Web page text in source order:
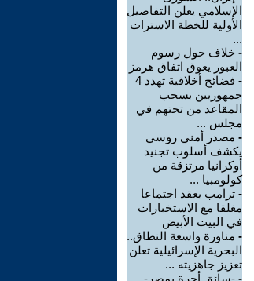
الإسلامي يعلن التفاصيل
الأولية للخطة الاسترات
...
- خلاف حول رسوم
العبور يعوق اتفاق هرمز
-
فضائح أخلاقية تهدد 4
جمهوريين بسحب
المقاعد من تحتهم في
مجلس ...
- مصدر أمني روسي
يكشف أسلوب تجنيد
أوكرانيا مرتزقة من
كولومبيا ...
- ترامب يعقد اجتماعا
مغلقا مع الاستخبارات
في البيت الأبيض
- مناورة واسعة النطاق..
البحرية الإسرائيلية تعلن
تعزيز جاهزيته ...
- -سائق أجرة بمصر-..